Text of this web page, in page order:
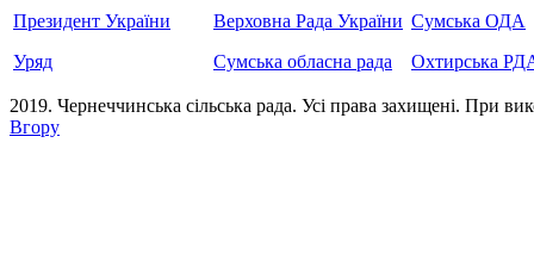
Президент України
Уряд
Верховна Рада України
Сумська обласна рада
Сумська ОДА
Охтирська
2019. Чернеччинська сільська рада. Усi права захищенi. При
Вгору